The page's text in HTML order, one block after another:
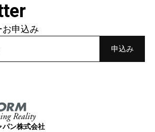
申込み
パン株式会社